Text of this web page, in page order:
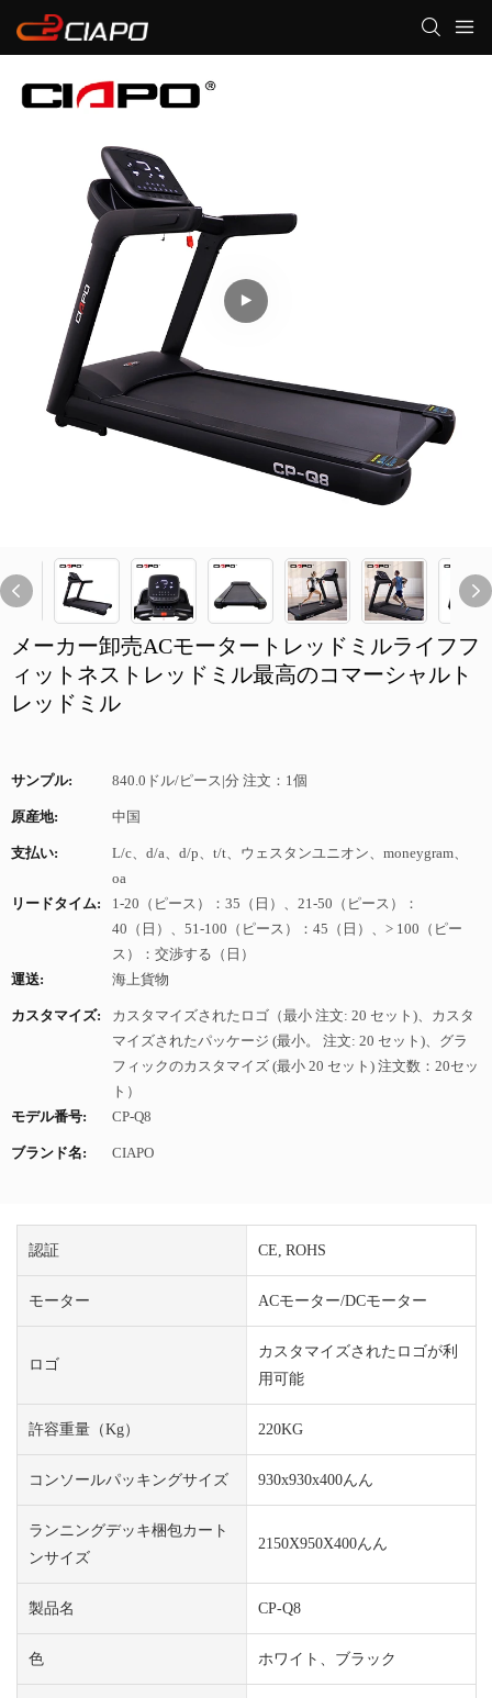
メーカー卸売ACモータートレッドミルライフフ
ィットネストレッドミル最高のコマーシャルト
レッドミル
サンプル: 840.0ドル/ピース|分 注文：1個
原産地: 中国
支払い:
L/c、d/a、d/p、t/t、ウェスタンユニオン、moneygram、
oa
リードタイム:
1-20（ピース）：35（日）、21-50（ピース）：
40（日）、51-100（ピース）：45（日）、> 100（ピー
ス）：交渉する（日）
運送:
海上貨物
カスタマイズ:
カスタマイズされたロゴ（最小 注文: 20 セット)、カスタ
マイズされたパッケージ (最小。 注文: 20 セット)、グラ
フィックのカスタマイズ (最小 20 セット) 注文数：20セッ
ト）
モデル番号:
CP-Q8
ブランド名: CIAPO
認証 CE, ROHS
モーター ACモーター/DCモーター
ロゴ
カスタマイズされたロゴが利
用可能
許容重量（kg） 220KG
コンソールパッキングサイズ 930x930x400んん
ランニングデッキ梱包カート
ンサイズ
2150X950X400んん
製品名 CP-Q8
色 ホワイト、ブラック